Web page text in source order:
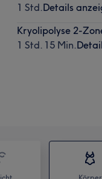
1 Std.Details
Kryolipolyse 2-
1 Std. 15 Min.